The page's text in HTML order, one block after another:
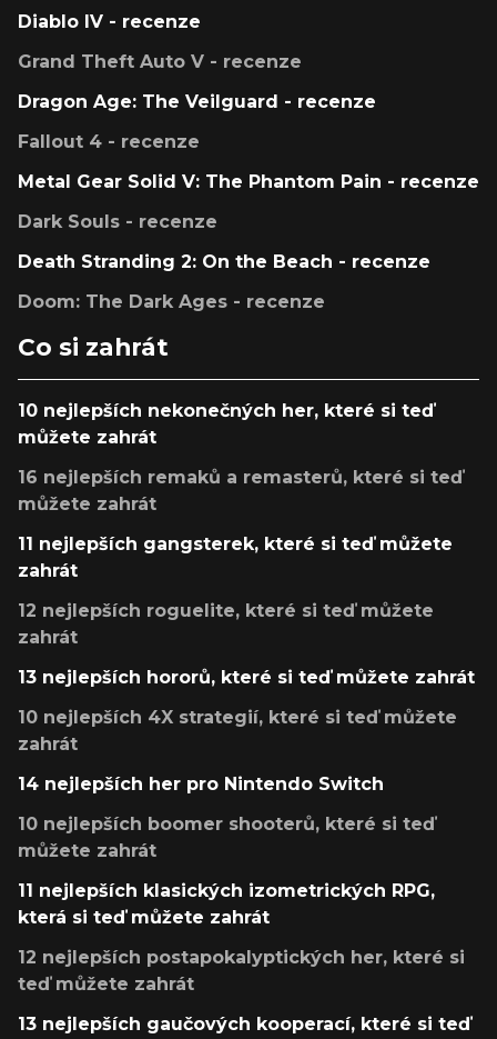
Diablo IV - recenze
Grand Theft Auto V - recenze
Dragon Age: The Veilguard - recenze
Fallout 4 - recenze
Metal Gear Solid V: The Phantom Pain - recenze
Dark Souls - recenze
Death Stranding 2: On the Beach - recenze
Doom: The Dark Ages - recenze
Co si zahrát
10 nejlepších nekonečných her, které si teď
můžete zahrát
16 nejlepších remaků a remasterů, které si teď
můžete zahrát
11 nejlepších gangsterek, které si teď můžete
zahrát
12 nejlepších roguelite, které si teď můžete
zahrát
13 nejlepších hororů, které si teď můžete zahrát
10 nejlepších 4X strategií, které si teď můžete
zahrát
14 nejlepších her pro Nintendo Switch
10 nejlepších boomer shooterů, které si teď
můžete zahrát
11 nejlepších klasických izometrických RPG,
která si teď můžete zahrát
12 nejlepších postapokalyptických her, které si
teď můžete zahrát
13 nejlepších gaučových kooperací, které si teď